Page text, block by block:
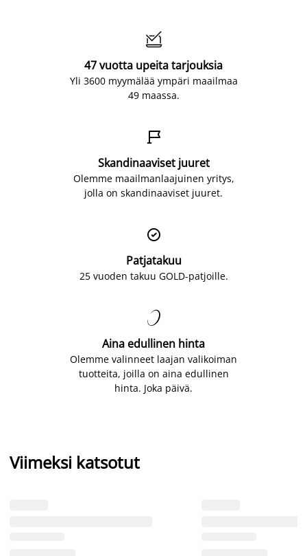

47 vuotta upeita tarjouksia
Yli 3600 myymälää ympäri maailmaa
49 maassa.

Skandinaaviset juuret
Olemme maailmanlaajuinen yritys,
jolla on skandinaaviset juuret.

Patjatakuu
25 vuoden takuu GOLD-patjoille.

Aina edullinen hinta
Olemme valinneet laajan valikoiman
tuotteita, joilla on aina edullinen
hinta. Joka päivä.
Viimeksi katsotut